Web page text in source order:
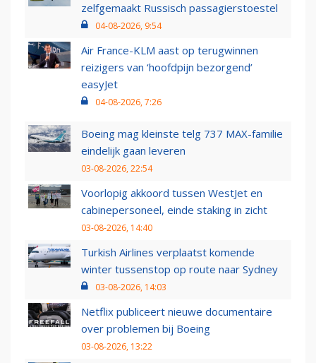
zelfgemaakt Russisch passagierstoestel
04-08-2026, 9:54
Air France-KLM aast op terugwinnen
reizigers van ‘hoofdpijn bezorgend’
easyJet
04-08-2026, 7:26
Boeing mag kleinste telg 737 MAX-familie
eindelijk gaan leveren
03-08-2026, 22:54
Voorlopig akkoord tussen WestJet en
cabinepersoneel, einde staking in zicht
03-08-2026, 14:40
Turkish Airlines verplaatst komende
winter tussenstop op route naar Sydney
03-08-2026, 14:03
Netflix publiceert nieuwe documentaire
over problemen bij Boeing
03-08-2026, 13:22